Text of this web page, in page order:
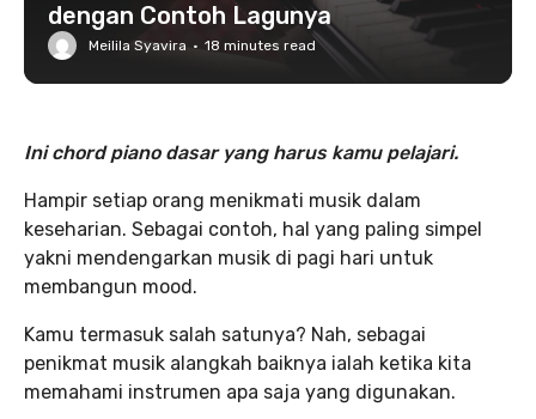
dengan Contoh Lagunya
Meilila Syavira · 18 minutes read
Ini chord piano dasar yang harus kamu pelajari.
Hampir setiap orang menikmati musik dalam
keseharian. Sebagai contoh, hal yang paling simpel
yakni mendengarkan musik di pagi hari untuk
membangun mood.
Kamu termasuk salah satunya? Nah, sebagai
penikmat musik alangkah baiknya ialah ketika kita
memahami instrumen apa saja yang digunakan.